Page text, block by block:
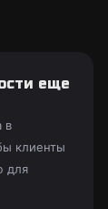
еще
в
клиенты
для